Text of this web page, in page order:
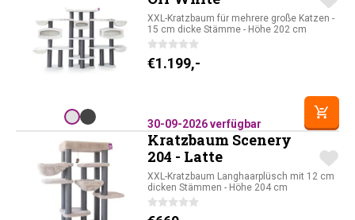
XXL-Kratzbaum für mehrere große Katzen -
15 cm dicke Stämme - Höhe 202 cm
€1.199,-
30-09-2026 verfügbar
Kratzbaum Scenery
204 - Latte
XXL-Kratzbaum Langhaarplüsch mit 12 cm
dicken Stämmen - Höhe 204 cm